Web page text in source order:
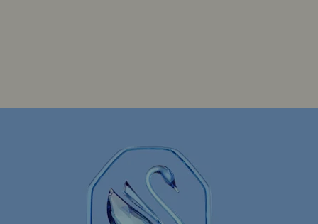
Κοσμήματα με μάτι
Κρυστάλλινα κοσμήματα με φιόγκο